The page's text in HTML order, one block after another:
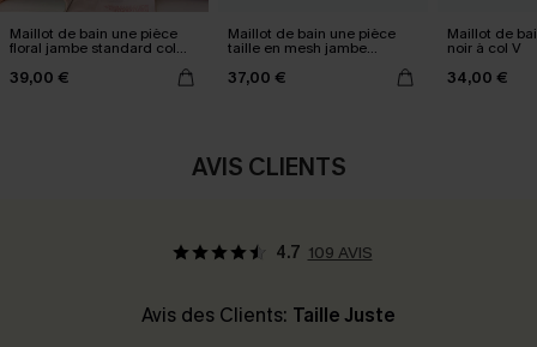
Maillot de bain une pièce
floral jambe standard col
39,00 €
Maillot de bain une pièce
taille en mesh jambe
37,00 €
Maillot de
noir à col V
34,00 €
AVIS CLIENTS
4.7 109 AVIS
Avis des Clients: Taille Juste